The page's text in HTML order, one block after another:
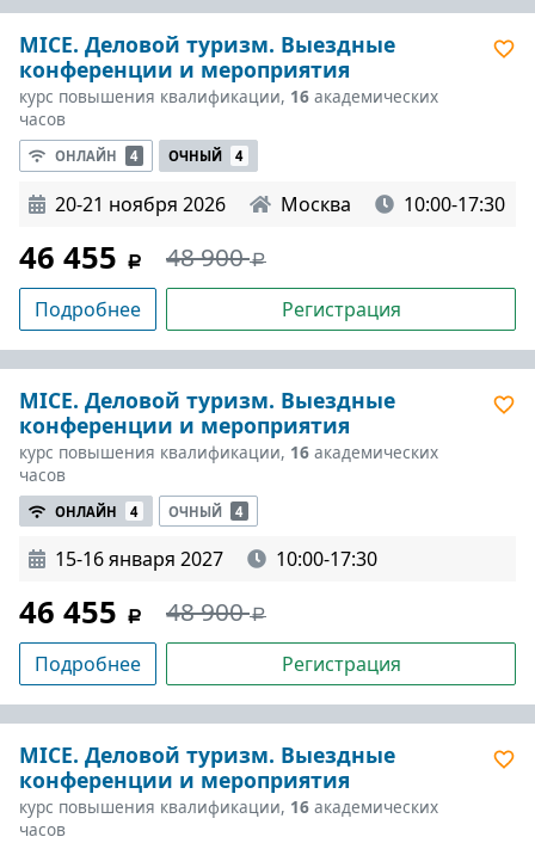
MICE. Деловой туризм. Выездные
конференции и мероприятия
курс повышения квалификации, 16 академических
часов
ОНЛАЙН 4 ОЧНЫЙ 4
20-21 ноября 2026 Москва 10:00-17:30
46 455 48 900
Подробнее Регистрация
MICE. Деловой туризм. Выездные
конференции и мероприятия
курс повышения квалификации, 16 академических
часов
ОНЛАЙН 4 ОЧНЫЙ 4
15-16 января 2027 10:00-17:30
46 455 48 900
Подробнее Регистрация
MICE. Деловой туризм. Выездные
конференции и мероприятия
курс повышения квалификации, 16 академических
часов